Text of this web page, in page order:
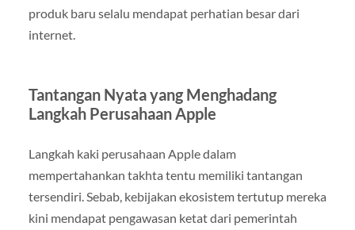
produk baru selalu mendapat perhatian besar dari
internet.
Tantangan Nyata yang Menghadang
Langkah Perusahaan Apple
Langkah kaki perusahaan Apple dalam
mempertahankan takhta tentu memiliki tantangan
tersendiri. Sebab, kebijakan ekosistem tertutup mereka
kini mendapat pengawasan ketat dari pemerintah